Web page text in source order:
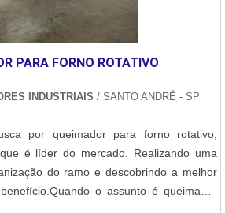
PARA FORNO ROTATIVO
INDUSTRIAIS / SANTO ANDRÉ - SP
por queimador para forno rotativo,
é líder do mercado. Realizando uma
do ramo e descobrindo a melhor
o assunto é queimador